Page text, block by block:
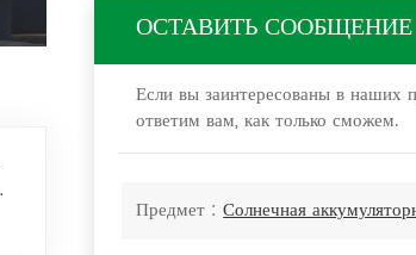
ОСТАВИТЬ СООБЩЕНИЕ
Если вы заинтересованы в наших
ответим вам, как только сможем.
Предмет :Солнечная